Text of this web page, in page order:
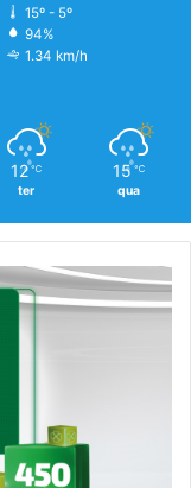
15º - 5º
94%
1.34 km/h
12 ℃
ter
15 ℃
qua